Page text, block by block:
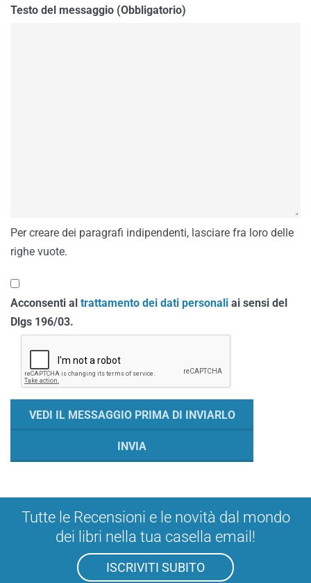
Testo del messaggio (Obbligatorio)
Per creare dei paragrafi indipendenti, lasciare fra loro delle
righe vuote.
Acconsenti al trattamento dei dati personali ai sensi del
Dlgs 196/03.
Tutte le Recensioni e le novità dal mondo
dei libri nella tua casella email!
ISCRIVITI SUBITO